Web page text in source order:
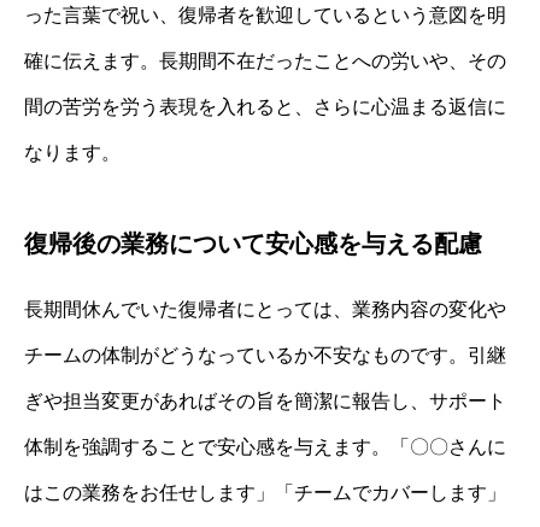
った言葉で祝い、復帰者を歓迎しているという意図を明
確に伝えます。長期間不在だったことへの労いや、その
間の苦労を労う表現を入れると、さらに心温まる返信に
なります。
復帰後の業務について安心感を与える配慮
長期間休んでいた復帰者にとっては、業務内容の変化や
チームの体制がどうなっているか不安なものです。引継
ぎや担当変更があればその旨を簡潔に報告し、サポート
体制を強調することで安心感を与えます。「〇〇さんに
はこの業務をお任せします」「チームでカバーします」